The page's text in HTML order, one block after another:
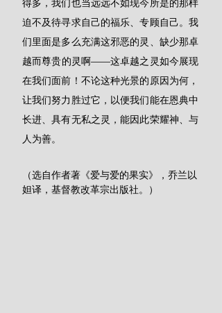
得多，我们也当远远不如现今所是的那样
迫不及待寻求自己的福乐、专顾自己。我
们里面是多么充满这邪恶的灵、缺少那卓
越而尊贵的灵啊——这卓越之灵如今展现
在我们面前！不论这种光景的原因为何，
让我们努力胜过它，以便我们能在恩典中
长进、具有无私之灵，能因此荣耀神、与
人为善。
（选自作者著《爱与爱的果实》，乔兰以
妲译，基督教改革宗出版社。）